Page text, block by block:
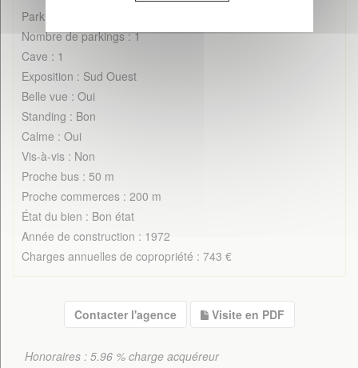
Parking : En sous-sol
Nombre de parkings : 1
Cave : 1
Exposition : Sud Ouest
Belle vue : Oui
Standing : Bon
Calme : Oui
Vis-à-vis : Non
Proche bus : 50 m
Proche commerces : 200 m
État du bien : Bon état
Année de construction : 1972
Charges annuelles de copropriété : 743 €
Contacter l'agence Visite en PDF
Honoraires : 5.96 % charge acquéreur